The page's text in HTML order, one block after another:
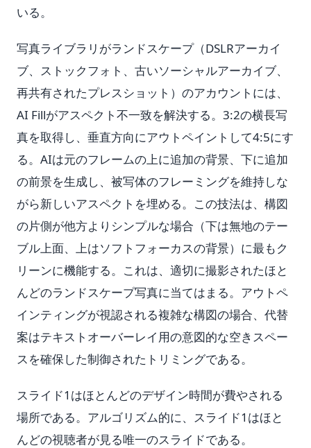
いる。
写真ライブラリがランドスケープ（DSLRアーカイ
ブ、ストックフォト、古いソーシャルアーカイブ、
再共有されたプレスショット）のアカウントには、
AI Fillがアスペクト不一致を解決する。3:2の横長写
真を取得し、垂直方向にアウトペイントして4:5にす
る。AIは元のフレームの上に追加の背景、下に追加
の前景を生成し、被写体のフレーミングを維持しな
がら新しいアスペクトを埋める。この技法は、構図
の片側が他方よりシンプルな場合（下は無地のテー
ブル上面、上はソフトフォーカスの背景）に最もク
リーンに機能する。これは、適切に撮影されたほと
んどのランドスケープ写真に当てはまる。アウトペ
インティングが視認される複雑な構図の場合、代替
案はテキストオーバーレイ用の意図的な空きスペー
スを確保した制御されたトリミングである。
スライド1はほとんどのデザイン時間が費やされる
場所である。アルゴリズム的に、スライド1はほと
んどの視聴者が見る唯一のスライドである。